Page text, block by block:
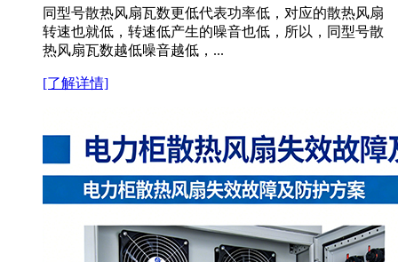
同型号散热风扇瓦数更低代表功率低，对应的散热风扇
转速也就低，转速低产生的噪音也低，所以，同型号散
热风扇瓦数越低噪音越低，...
[了解详情]